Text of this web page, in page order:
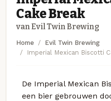
Cake Break
van Evil Twin Brewing
Home
Evil Twin Brewing
Imperial Mexican Biscotti
De Imperial Mexican
een bier gebrouwen